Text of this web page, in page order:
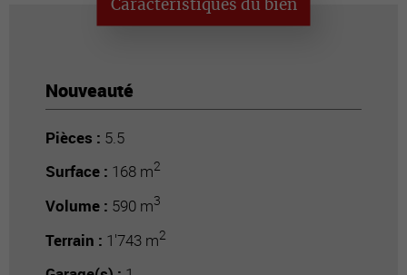
Caractéristiques du bien
Nouveauté
Pièces : 5.5
Surface : 168 m2
Volume : 590 m3
Terrain : 1'743 m2